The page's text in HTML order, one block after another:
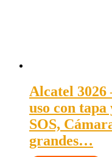
Alcatel 3026
uso con
SOS,
grandes…